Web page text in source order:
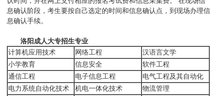
息确认阶段，考生要按自己选定的时间和信息确认点，到现场办理信
息确认手续。
洛阳成人大专招生专业
计算机应用技术
网络工程
汉语言文学
小学教育
信息安全
软件工程
通信工程
电子信息工程
电气工程及其自动化
电力系统自动化技术
机电一体化技术
物流管理